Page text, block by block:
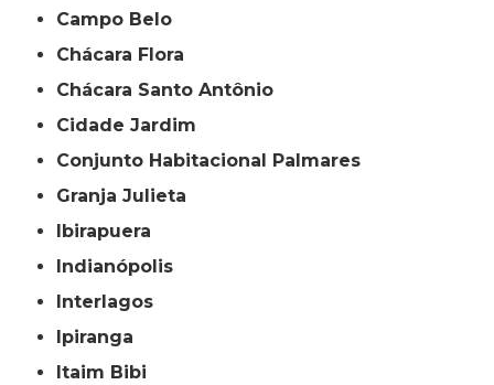
Campo Belo
Chácara Flora
Chácara Santo Antônio
Cidade Jardim
Conjunto Habitacional Palmares
Granja Julieta
Ibirapuera
Indianópolis
Interlagos
Ipiranga
Itaim Bibi